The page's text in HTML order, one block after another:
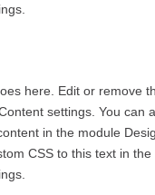
here. Edit or remove
settings. You can
in the module
CSS to this text in the